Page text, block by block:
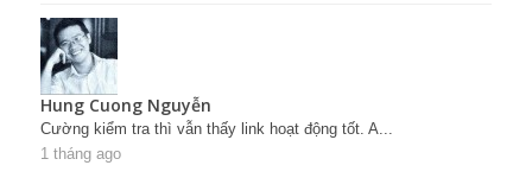
Hung Cuong Nguyễn
Cường kiểm tra thì vẫn thấy link hoạt động tốt. A...
1 tháng ago